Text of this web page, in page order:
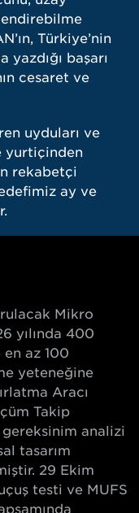
Türkiye’nin
yazdığı başarı
cesaret ve
uyduları ve
yurtiçinden
rekabetçi
ay ve
Mikro
yılında 400
az 100
yeteneğine
Aracı
Takip
gereksinim analizi
tasarım
29 Ekim
testi ve MUFS